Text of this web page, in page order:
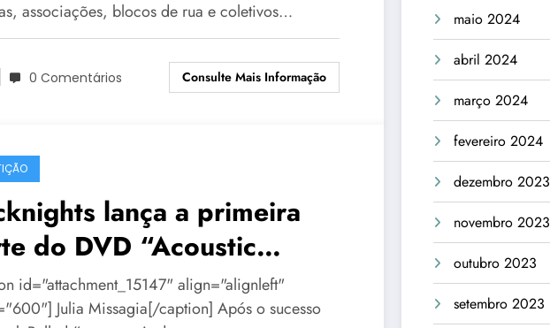
associações, blocos de rua e coletivos…
0 Comentários Consulte Mais Informação
lança a primeira
do DVD “Acoustic
em BH
id="attachment_15147" align="alignleft"
Julia Missagia[/caption] Após o sucesso
maio 2024
abril 2024
março 2024
fevereiro 2024
dezembro 2023
novembro 2023
outubro 2023
setembro 2023